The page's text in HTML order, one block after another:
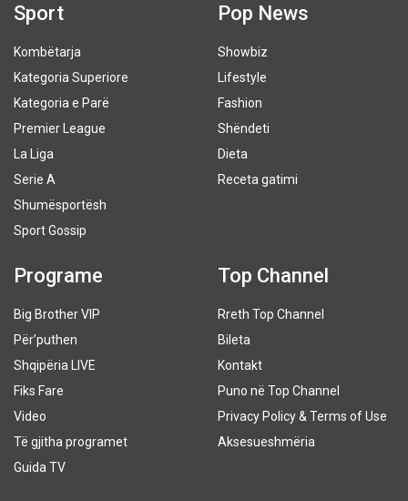
Sport
Kombëtarja
Kategoria Superiore
Kategoria e Parë
Premier League
La Liga
Serie A
Shumësportësh
Sport Gossip
Pop News
Showbiz
Lifestyle
Fashion
Shëndeti
Dieta
Receta gatimi
Programe
Big Brother VIP
Për’puthen
Shqipëria LIVE
Fiks Fare
Video
Të gjitha programet
Guida TV
Top Channel
Rreth Top Channel
Bileta
Kontakt
Puno në Top Channel
Privacy Policy & Terms of Use
Aksesueshmëria